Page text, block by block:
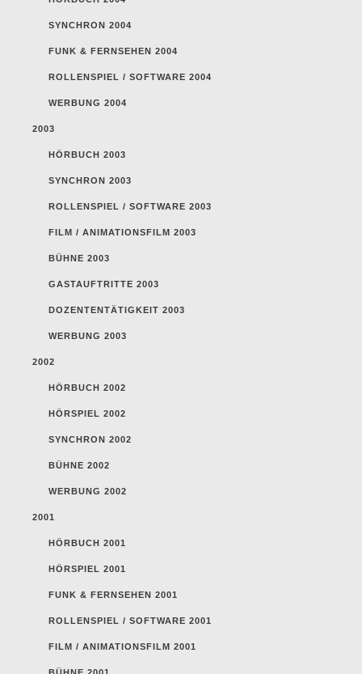
SYNCHRON 2004
FUNK & FERNSEHEN 2004
ROLLENSPIEL / SOFTWARE 2004
WERBUNG 2004
2003
HÖRBUCH 2003
SYNCHRON 2003
ROLLENSPIEL / SOFTWARE 2003
FILM / ANIMATIONSFILM 2003
BÜHNE 2003
GASTAUFTRITTE 2003
DOZENTENTÄTIGKEIT 2003
WERBUNG 2003
2002
HÖRBUCH 2002
HÖRSPIEL 2002
SYNCHRON 2002
BÜHNE 2002
WERBUNG 2002
2001
HÖRBUCH 2001
HÖRSPIEL 2001
FUNK & FERNSEHEN 2001
ROLLENSPIEL / SOFTWARE 2001
FILM / ANIMATIONSFILM 2001